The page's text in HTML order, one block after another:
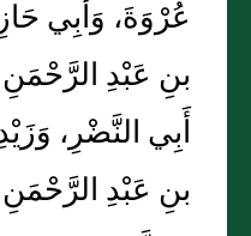
عُرْوَةَ، وَأَبِي
بنِ عَبْدِ
أَبِي النَّضْرِ،
بنِ عَبْدِ